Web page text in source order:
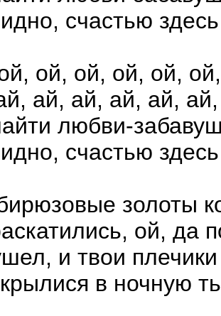
счастью
ой, ой, ой, ой,
ай, ай, ай, ай,
любви-
счастью
золоты
ой, да
и твои плечики
в ночную